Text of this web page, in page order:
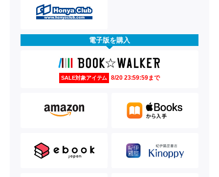
電子版を購入
SALE対象アイテム 8/20 23:59:59まで